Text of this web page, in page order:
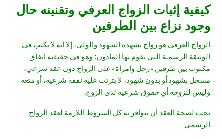
كيفية إثبات الزواج العرفي وتقنينه حال
وجود نزاع بين الطرفين
الزواج العرفي هو زواج يشهده الشهود والولي، إلا أنه لا يكتب في
الوثيقة الرسمية التي يقوم بها المأذون؛ وهو فى حقيقته اتفاق
مكتوب بين طرفين «رجل وامرأة» على الزواج دون عقد شرعي،
مسجل بشهود أو بدون شهود، لا يترتب عليه نفقة شرعية، أو متعة
وليس للزوجة أي حقوق شرعية لدى الزوج.
يجب لصحة العقد أن تتوافر به كل الشروط اللازمة لعقد الزواج
الرسمي